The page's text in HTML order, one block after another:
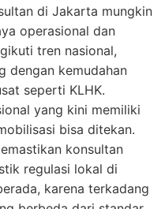
di Jakarta mungkin
operasional dan
tren nasional,
dengan kemudahan
seperti KLHK.
yang kini memiliki
bisa ditekan.
konsultan
regulasi lokal di
karena terkadang